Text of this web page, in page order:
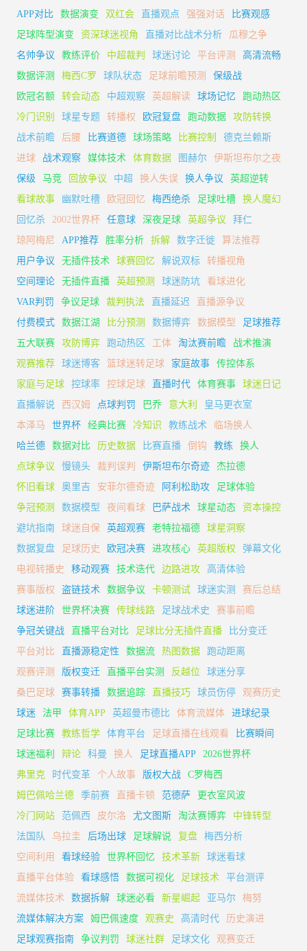
APP对比 数据演变 双红会 直播观点 强强对话
比赛观感
足球阵型演变
资深球迷视角 直播对比战术分析
瓜穆之争
名帅争议
教练评价 中超裁判 球迷讨论 平台评测
高清流畅
数据评测
梅西C罗 球队状态 足球前瞻预测
保级战
欧冠名额
转会动态 中超观察 英超解读 球场记忆
跑动热区
冷门识别
球星专题 转播权 欧冠复盘 跑动数据
攻防转换
战术前瞻
后腰 比赛道德 球场策略 比赛控制
德克兰赖斯
进球
战术观察 媒体技术 体育数据 图赫尔
伊斯坦布尔之夜
保级
马竞 回放争议 中超 换人失误 换人争议
英超逆转
看球故事
幽默吐槽 欧冠回忆 梅西绝杀 足球吐槽
换人魔幻
回忆杀
2002世界杯 任意球 深夜足球 英超争议
拜仁
琼阿梅尼
APP推荐 胜率分析 拆解 数字迁徙
算法推荐
用户争议
无插件技术 球赛回忆 解说双标
转播视角
空间理论
无插件直播 英超预测 球迷防坑
看球进化
VAR判罚
争议足球 裁判执法 直播延迟
直播源争议
付费模式
数据江湖 比分预测 数据博弈 数据模型
足球推荐
五大联赛
攻防博弈 跑动热区 工体 淘汰赛前瞻
战术推演
观赛推荐
球迷博客 篮球迷转足球 家庭故事
传控体系
家庭与足球
控球率 控球足球 直播时代 体育赛事
球迷日记
直播解说
西汉姆 点球判罚 巴乔 意大利
皇马更衣室
本泽马
世界杯 经典比赛 冷知识 教练战术
临场换人
哈兰德
数据对比 历史数据 比赛直播 倒钩 教练
换人
点球争议
慢镜头 裁判误判 伊斯坦布尔奇迹
杰拉德
怀旧看球
奥里吉 安菲尔德奇迹 阿利松助攻
足球体验
争冠预测
数据模型 夜间看球 巴萨战术 球星动态
资本操控
避坑指南
球迷自保 英超观赛 老特拉福德
球星洞察
数据复盘
足球历史 欧冠决赛 进攻核心 英超版权
弹幕文化
电视转播史
移动观赛 技术迭代 边路进攻
高清体验
赛事版权
盗链技术 数据争议 卡顿测试 球迷实测
赛后总结
球迷进阶
世界杯决赛 传球线路 足球战术史
赛事前瞻
争冠关键战
直播平台对比 足球比分无插件直播
比分变迁
平台对比
直播源稳定性 数据流 热图数据
跑动距离
观赛评测
版权变迁 直播平台实测 反越位
球迷分享
桑巴足球
赛事转播 数据追踪 直播技巧 球员伤停
观赛历史
球迷
法甲 体育APP 英超曼市德比 体育流媒体
进球纪录
足球比赛
教练哲学 体育平台 足球直播在线观看
比赛瞬间
球迷福利
辩论 科曼 换人 足球直播APP
2026世界杯
弗里克
时代变革 个人故事 版权大战
C罗梅西
姆巴佩哈兰德
季前赛 直播卡顿 范德萨
更衣室风波
冷门网站
范佩西 皮尔洛 尤文图斯 淘汰赛博弈
中锋转型
法国队
乌拉圭 后场出球 足球解说 复盘
梅西分析
空间利用
看球经验 世界杯回忆 技术革新
球迷看球
直播平台体验
看球感悟 数据可视化 足球技术
平台测评
流媒体技术
数据拆解 球迷必看 新星崛起 亚马尔
梅努
流媒体解决方案
姆巴佩速度 观赛史 高清时代
历史演进
足球观赛指南
争议判罚 球迷社群 足球文化
观赛变迁